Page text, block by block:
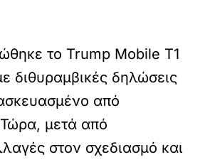
το Trump Mobile T1
διθυραμβικές δηλώσεις
από
μετά από
στον σχεδιασμό και